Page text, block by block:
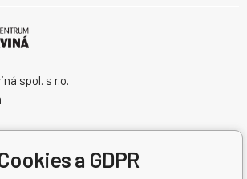
spol. s r.o.
a GDPR